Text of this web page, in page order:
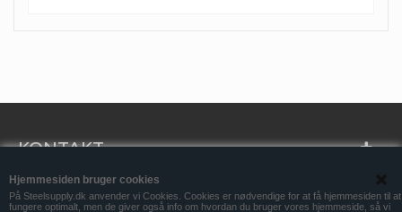
Hjemmesiden bruger cookies
På Steelsupply.dk anvender vi Cookies. Cookies er nødvendige for at få hjemmesiden til at
fungere optimalt, men de giver også info om hvordan du bruger vores hjemmeside, så vi
KONTAKT
INFORMATION